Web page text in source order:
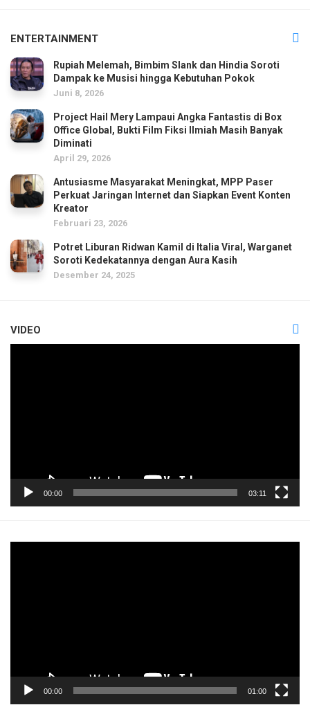
ENTERTAINMENT
Rupiah Melemah, Bimbim Slank dan Hindia Soroti
Dampak ke Musisi hingga Kebutuhan Pokok
Juni 8, 2026
Project Hail Mery Lampaui Angka Fantastis di Box
Office Global, Bukti Film Fiksi Ilmiah Masih Banyak
Diminati
April 29, 2026
Antusiasme Masyarakat Meningkat, MPP Paser
Perkuat Jaringan Internet dan Siapkan Event Konten
Kreator
Februari 23, 2026
Potret Liburan Ridwan Kamil di Italia Viral, Warganet
Soroti Kedekatannya dengan Aura Kasih
Desember 24, 2025
VIDEO
00:00 03:11
00:00 01:00